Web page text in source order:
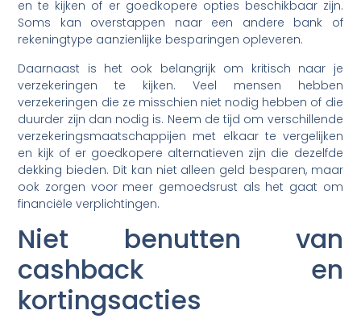
en te kijken of er goedkopere opties beschikbaar zijn.
Soms kan overstappen naar een andere bank of
rekeningtype aanzienlijke besparingen opleveren.
Daarnaast is het ook belangrijk om kritisch naar je
verzekeringen te kijken. Veel mensen hebben
verzekeringen die ze misschien niet nodig hebben of die
duurder zijn dan nodig is. Neem de tijd om verschillende
verzekeringsmaatschappijen met elkaar te vergelijken
en kijk of er goedkopere alternatieven zijn die dezelfde
dekking bieden. Dit kan niet alleen geld besparen, maar
ook zorgen voor meer gemoedsrust als het gaat om
financiële verplichtingen.
Niet benutten van
cashback en
kortingsacties